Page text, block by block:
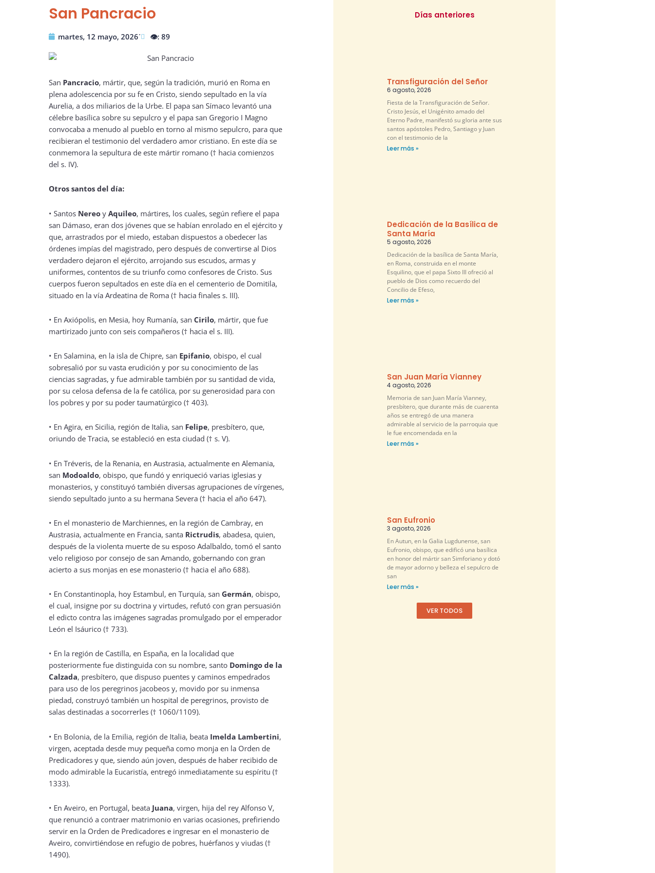
San Pancracio
martes, 12 mayo, 2026˙ 👁️: 89
San Pancracio, mártir, que, según la tradición, murió en Roma en
plena adolescencia por su fe en Cristo, siendo sepultado en la vía
Aurelia, a dos miliarios de la Urbe. El papa san Símaco levantó una
célebre basílica sobre su sepulcro y el papa san Gregorio I Magno
convocaba a menudo al pueblo en torno al mismo sepulcro, para que
recibieran el testimonio del verdadero amor cristiano. En este día se
conmemora la sepultura de este mártir romano († hacia comienzos
del s. IV).
Otros santos del día:
• Santos Nereo y Aquileo, mártires, los cuales, según refiere el papa
san Dámaso, eran dos jóvenes que se habían enrolado en el ejército y
que, arrastrados por el miedo, estaban dispuestos a obedecer las
órdenes impías del magistrado, pero después de convertirse al Dios
verdadero dejaron el ejército, arrojando sus escudos, armas y
uniformes, contentos de su triunfo como confesores de Cristo. Sus
cuerpos fueron sepultados en este día en el cementerio de Domitila,
situado en la vía Ardeatina de Roma († hacia finales s. III).
• En Axiópolis, en Mesia, hoy Rumanía, san Cirilo, mártir, que fue
martirizado junto con seis compañeros († hacia el s. III).
• En Salamina, en la isla de Chipre, san Epifanio, obispo, el cual
sobresalió por su vasta erudición y por su conocimiento de las
ciencias sagradas, y fue admirable también por su santidad de vida,
por su celosa defensa de la fe católica, por su generosidad para con
los pobres y por su poder taumatúrgico († 403).
• En Agira, en Sicilia, región de Italia, san Felipe, presbítero, que,
oriundo de Tracia, se estableció en esta ciudad († s. V).
• En Tréveris, de la Renania, en Austrasia, actualmente en Alemania,
san Modoaldo, obispo, que fundó y enriqueció varias iglesias y
monasterios, y constituyó también diversas agrupaciones de vírgenes,
siendo sepultado junto a su hermana Severa († hacia el año 647).
• En el monasterio de Marchiennes, en la región de Cambray, en
Austrasia, actualmente en Francia, santa Rictrudis, abadesa, quien,
después de la violenta muerte de su esposo Adalbaldo, tomó el santo
velo religioso por consejo de san Amando, gobernando con gran
acierto a sus monjas en ese monasterio († hacia el año 688).
• En Constantinopla, hoy Estambul, en Turquía, san Germán, obispo,
el cual, insigne por su doctrina y virtudes, refutó con gran persuasión
el edicto contra las imágenes sagradas promulgado por el emperador
León el Isáurico († 733).
• En la región de Castilla, en España, en la localidad que
posteriormente fue distinguida con su nombre, santo Domingo de la
Calzada, presbítero, que dispuso puentes y caminos empedrados
para uso de los peregrinos jacobeos y, movido por su inmensa
piedad, construyó también un hospital de peregrinos, provisto de
salas destinadas a socorrerles († 1060/1109).
• En Bolonia, de la Emilia, región de Italia, beata Imelda Lambertini,
virgen, aceptada desde muy pequeña como monja en la Orden de
Predicadores y que, siendo aún joven, después de haber recibido de
modo admirable la Eucaristía, entregó inmediatamente su espíritu (†
1333).
• En Aveiro, en Portugal, beata Juana, virgen, hija del rey Alfonso V,
que renunció a contraer matrimonio en varias ocasiones, prefiriendo
servir en la Orden de Predicadores e ingresar en el monasterio de
Aveiro, convirtiéndose en refugio de pobres, huérfanos y viudas (†
1490).
Días anteriores
Transfiguración del Señor
6 agosto, 2026
Fiesta de la Transfiguración de Señor.
Cristo Jesús, el Unigénito amado del
Eterno Padre, manifestó su gloria ante sus
santos apóstoles Pedro, Santiago y Juan
con el testimonio de la
Leer más »
Dedicación de la Basílica de
Santa María
5 agosto, 2026
Dedicación de la basílica de Santa María,
en Roma, construida en el monte
Esquilino, que el papa Sixto III ofreció al
pueblo de Dios como recuerdo del
Concilio de Efeso,
Leer más »
San Juan María Vianney
4 agosto, 2026
Memoria de san Juan María Vianney,
presbítero, que durante más de cuarenta
años se entregó de una manera
admirable al servicio de la parroquia que
le fue encomendada en la
Leer más »
San Eufronio
3 agosto, 2026
En Autun, en la Galia Lugdunense, san
Eufronio, obispo, que edificó una basílica
en honor del mártir san Simforiano y dotó
de mayor adorno y belleza el sepulcro de
san
Leer más »
VER TODOS